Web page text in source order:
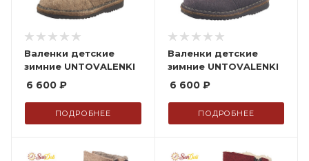
Валенки детские
зимние UNTOVALENKI
6 600 ₽
ПОДРОБНЕЕ
Валенки детские
зимние UNTOVALENKI
6 600₽
ПОДРОБНЕЕ